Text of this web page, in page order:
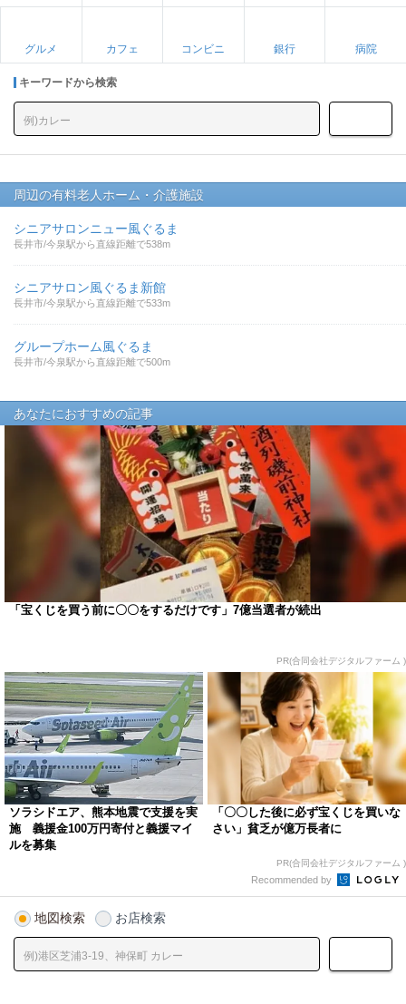
グルメ カフェ コンビニ 銀行 病院
キーワードから検索
周辺の有料老人ホーム・介護施設
シニアサロンニュー風ぐるま
長井市/今泉駅から直線距離で538m
シニアサロン風ぐるま新館
長井市/今泉駅から直線距離で533m
グループホーム風ぐるま
長井市/今泉駅から直線距離で500m
あなたにおすすめの記事
「宝くじを買う前に〇〇をするだけです」7億当選者が続出
PR(合同会社デジタルファーム )
ソラシドエア、熊本地震で支援を実
施 義援金100万円寄付と義援マイ
ルを募集
「〇〇した後に必ず宝くじを買いな
さい」貧乏が億万長者に
PR(合同会社デジタルファーム )
Recommended by
地図検索 お店検索